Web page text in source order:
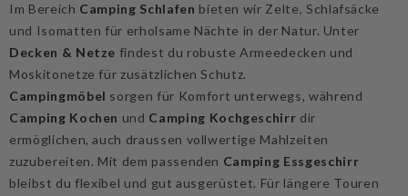
Im Bereich Camping Schlafen bieten wir Zelte, Schlafsäcke
und Isomatten für erholsame Nächte in der Natur. Unter
Decken & Netze findest du robuste Armeedecken und
Moskitonetze für zusätzlichen Schutz.
Campingmöbel sorgen für Komfort unterwegs, während
Camping Kochen und Camping Kochgeschirr dir
ermöglichen, auch draussen vollwertige Mahlzeiten
zuzubereiten. Mit dem passenden Camping Essgeschirr
bleibst du flexibel und gut ausgerüstet. Für längere Touren